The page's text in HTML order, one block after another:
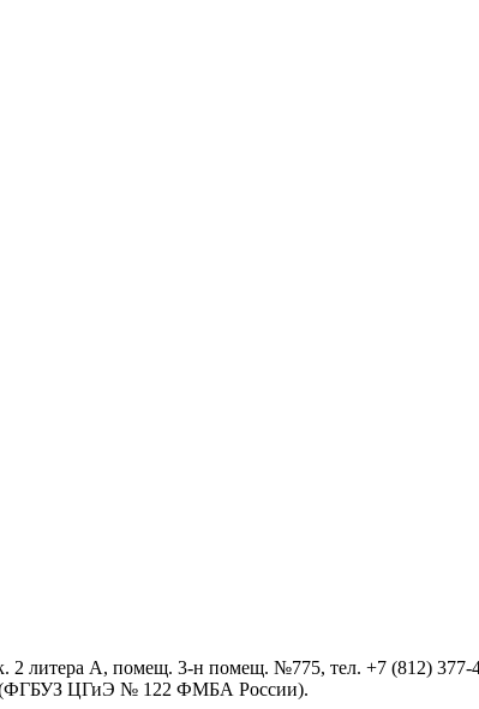
литера А, помещ. 3-н помещ. №775, тел. +7 (812) 377-
ЦГиЭ № 122 ФМБА России).